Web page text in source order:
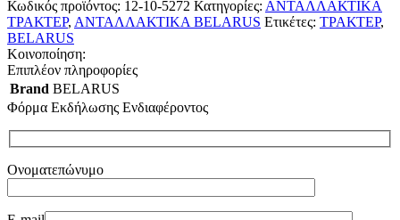
Κωδικός προϊόντος: 12-10-5272 Κατηγορίες: ΑΝΤΑΛΛΑΚΤΙΚΑ
ΤΡΑΚΤΕΡ, ΑΝΤΑΛΛΑΚΤΙΚΑ BELARUS Ετικέτες: ΤΡΑΚΤΕΡ,
BELARUS
Κοινοποίηση:
Επιπλέον πληροφορίες
Brand BELARUS
Φόρμα Εκδήλωσης Ενδιαφέροντος
Ονοματεπώνυμο